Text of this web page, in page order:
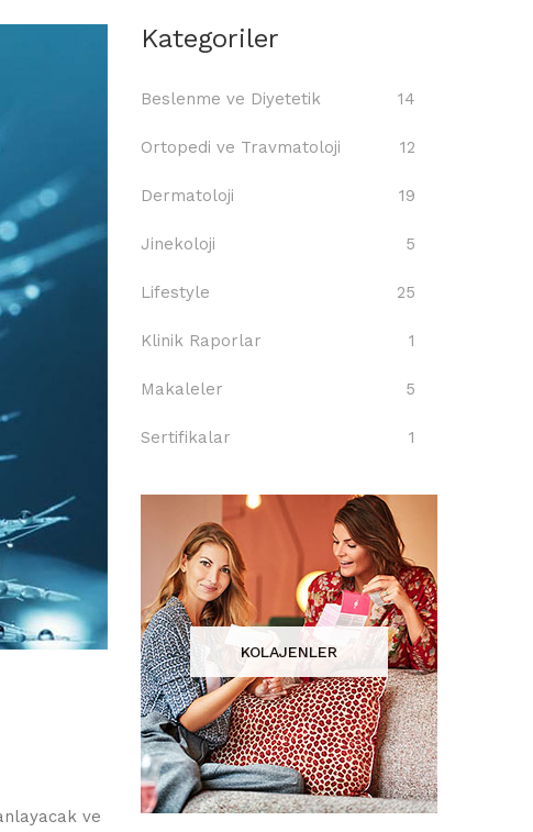
Kategoriler
Beslenme ve Diyetetik 14
Ortopedi ve Travmatoloji 12
Dermatoloji 19
Jinekoloji 5
Lifestyle 25
Klinik Raporlar 1
Makaleler 5
Sertifikalar 1
KOLAJENLER
ve